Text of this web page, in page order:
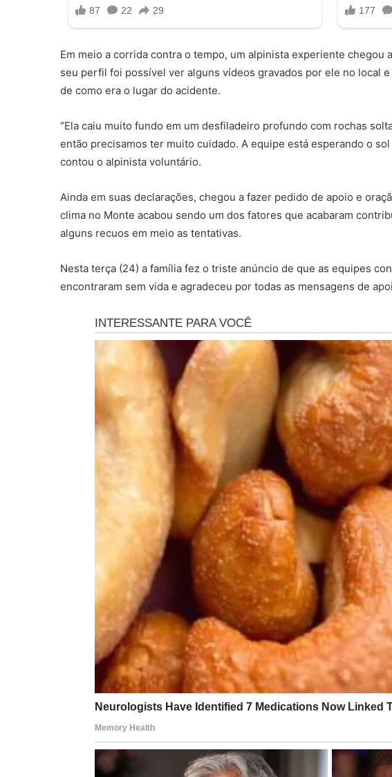
Em meio a corrida contra o tempo, um alpinista experiente chegou
seu perfil foi possível ver alguns vídeos gravados por ele no local
de como era o lugar do acidente.
“Ela caiu muito fundo em um desfiladeiro profundo com rochas
então precisamos ter muito cuidado. A equipe está esperando o sol
contou o alpinista voluntário.
Ainda em suas declarações, chegou a fazer pedido de apoio e
clima no Monte acabou sendo um dos fatores que acabaram
alguns recuos em meio as tentativas.
Nesta terça (24) a família fez o triste anúncio de que as equipes
encontraram sem vida e agradeceu por todas as mensagens de